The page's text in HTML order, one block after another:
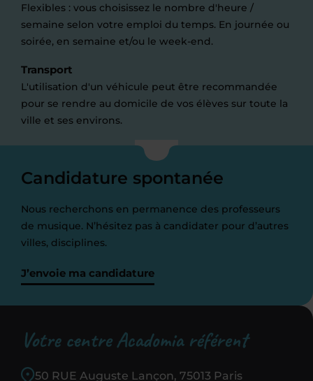
Flexibles : vous choisissez le nombre d'heure /
semaine selon votre emploi du temps. En journée ou
soirée, en semaine et/ou le week-end.
Transport
L'utilisation d'un véhicule peut être recommandée
pour se rendre au domicile de vos élèves sur toute la
ville et ses environs.
Candidature spontanée
Nous recherchons en permanence des professeurs
de musique. N’hésitez pas à candidater pour d’autres
villes, disciplines.
J’envoie ma candidature
Votre centre Acadomia référent
50 RUE Auguste Lançon, 75013 Paris